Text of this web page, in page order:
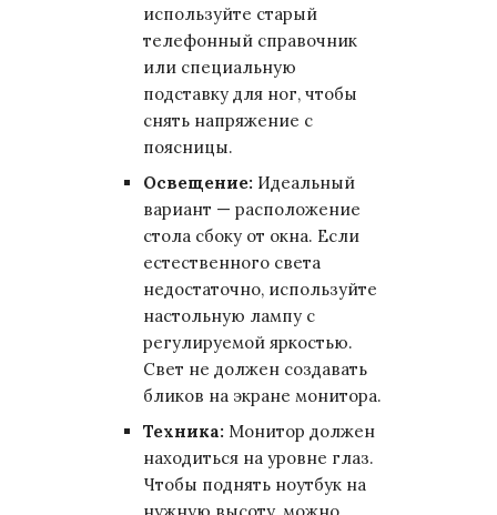
используйте старый
телефонный справочник
или специальную
подставку для ног, чтобы
снять напряжение с
поясницы.
Освещение: Идеальный
вариант — расположение
стола сбоку от окна. Если
естественного света
недостаточно, используйте
настольную лампу с
регулируемой яркостью.
Свет не должен создавать
бликов на экране монитора.
Техника: Монитор должен
находиться на уровне глаз.
Чтобы поднять ноутбук на